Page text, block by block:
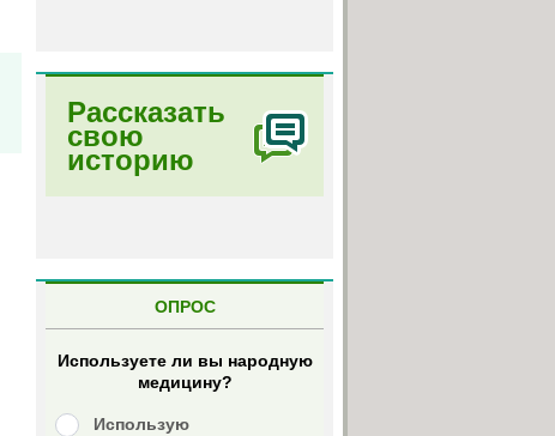
Рассказать
свою
историю
ОПРОС
Используете ли вы народную
медицину?
Использую